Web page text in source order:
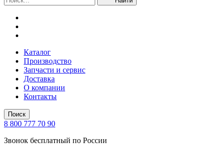
Каталог
Производство
Запчасти и сервис
Доставка
О компании
Контакты
Поиск
8 800 777 70 90
Звонок бесплатный по России